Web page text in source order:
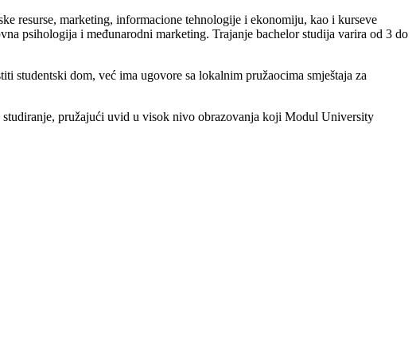
resurse, marketing, informacione tehnologije i ekonomiju, kao i kurseve
psihologija i međunarodni marketing. Trajanje bachelor studija varira od 3 do
studentski dom, već ima ugovore sa lokalnim pružaocima smještaja za
pružajući uvid u visok nivo obrazovanja koji Modul University